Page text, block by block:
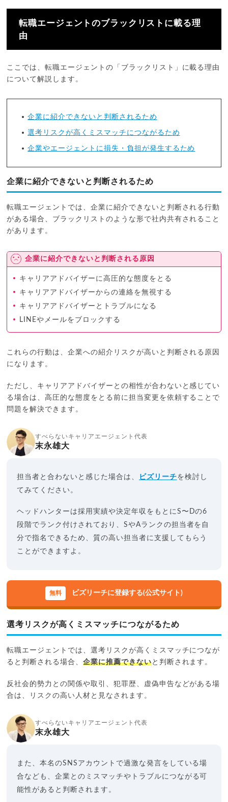
転職エージェントのブラックリストに載る理
由
ここでは、転職エージェントの「ブラックリスト」に載る理由
について解説します。
企業に紹介できないと判断されるため
選考リスクが高くミスマッチにつながるため
企業やエージェントに損失・負担が発生するため
企業に紹介できないと判断されるため
転職エージェントでは、企業に紹介できないと判断される行動
がある場合、ブラックリストのような形で社内共有されること
があります。
企業に紹介できないと判断される原因
キャリアアドバイザーに高圧的な態度をとる
キャリアアドバイザーからの連絡を無視する
キャリアアドバイザーとトラブルになる
LINEやメールをブロックする
これらの行動は、企業への紹介リスクが高いと判断される原因
になります。
ただし、キャリアアドバイザーとの相性が合わないと感じてい
る場合は、高圧的な態度をとる前に担当変更を依頼することで
問題を解決できます。
すべらないキャリアエージェント代表
末永雄大
担当者と合わないと感じた場合は、 ビズリーチを検討し
てみてください。
ヘッドハンターは採用実績や決定年収をもとにS〜Dの6
段階でランク付けされており、SやAランクの担当者を自
分で指名できるため、質の高い担当者に支援してもらう
ことができますよ。
ビズリーチに登録する(公式サイト)
選考リスクが高くミスマッチにつながるため
転職エージェントでは、選考リスクが高くミスマッチにつなが
ると判断される場合、企業に推薦できないと判断されます。
反社会的勢力との関係や取引、犯罪歴、虚偽申告などがある場
合は、リスクの高い人材と見なされます。
すべらないキャリアエージェント代表
末永雄大
また、本名のSNSアカウントで過激な発言をしている場
合なども、企業とのミスマッチやトラブルにつながる可
能性があると判断されます。